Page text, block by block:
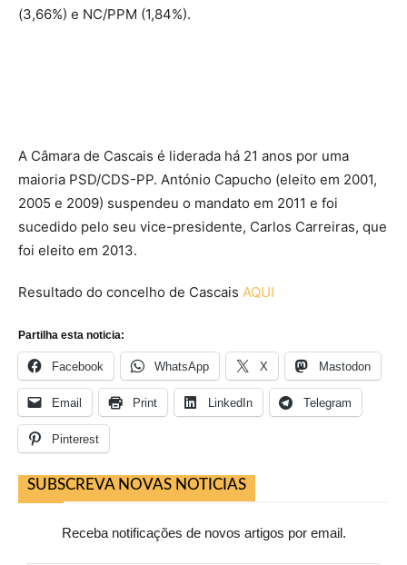
(3,66%) e NC/PPM (1,84%).
A Câmara de Cascais é liderada há 21 anos por uma
maioria PSD/CDS-PP. António Capucho (eleito em 2001,
2005 e 2009) suspendeu o mandato em 2011 e foi
sucedido pelo seu vice-presidente, Carlos Carreiras, que
foi eleito em 2013.
Resultado do concelho de Cascais AQUI
Partilha esta noticia:
Facebook WhatsApp X Mastodon
Email Print LinkedIn Telegram
Pinterest
SUBSCREVA NOVAS NOTICIAS
Receba notificações de novos artigos por email.